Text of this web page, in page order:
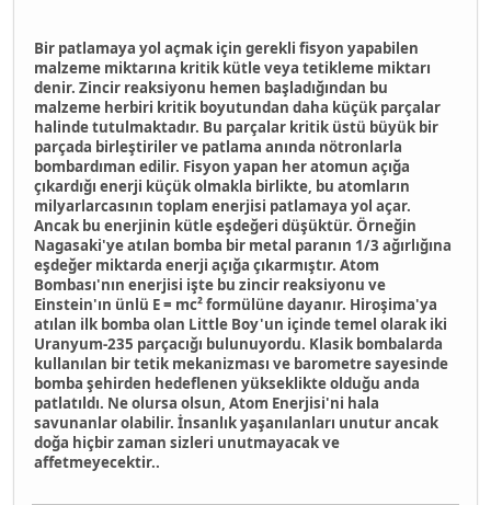
Bir patlamaya yol açmak için gerekli fisyon yapabilen
malzeme miktarına kritik kütle veya tetikleme miktarı
denir. Zincir reaksiyonu hemen başladığından bu
malzeme herbiri kritik boyutundan daha küçük parçalar
halinde tutulmaktadır. Bu parçalar kritik üstü büyük bir
parçada birleştiriler ve patlama anında nötronlarla
bombardıman edilir. Fisyon yapan her atomun açığa
çıkardığı enerji küçük olmakla birlikte, bu atomların
milyarlarcasının toplam enerjisi patlamaya yol açar.
Ancak bu enerjinin kütle eşdeğeri düşüktür. Örneğin
Nagasaki'ye atılan bomba bir metal paranın 1/3 ağırlığına
eşdeğer miktarda enerji açığa çıkarmıştır. Atom
Bombası'nın enerjisi işte bu zincir reaksiyonu ve
Einstein'ın ünlü E = mc² formülüne dayanır. Hiroşima'ya
atılan ilk bomba olan Little Boy'un içinde temel olarak iki
Uranyum-235 parçacığı bulunuyordu. Klasik bombalarda
kullanılan bir tetik mekanizması ve barometre sayesinde
bomba şehirden hedeflenen yükseklikte olduğu anda
patlatıldı. Ne olursa olsun, Atom Enerjisi'ni hala
savunanlar olabilir. İnsanlık yaşanılanları unutur ancak
doğa hiçbir zaman sizleri unutmayacak ve
affetmeyecektir..